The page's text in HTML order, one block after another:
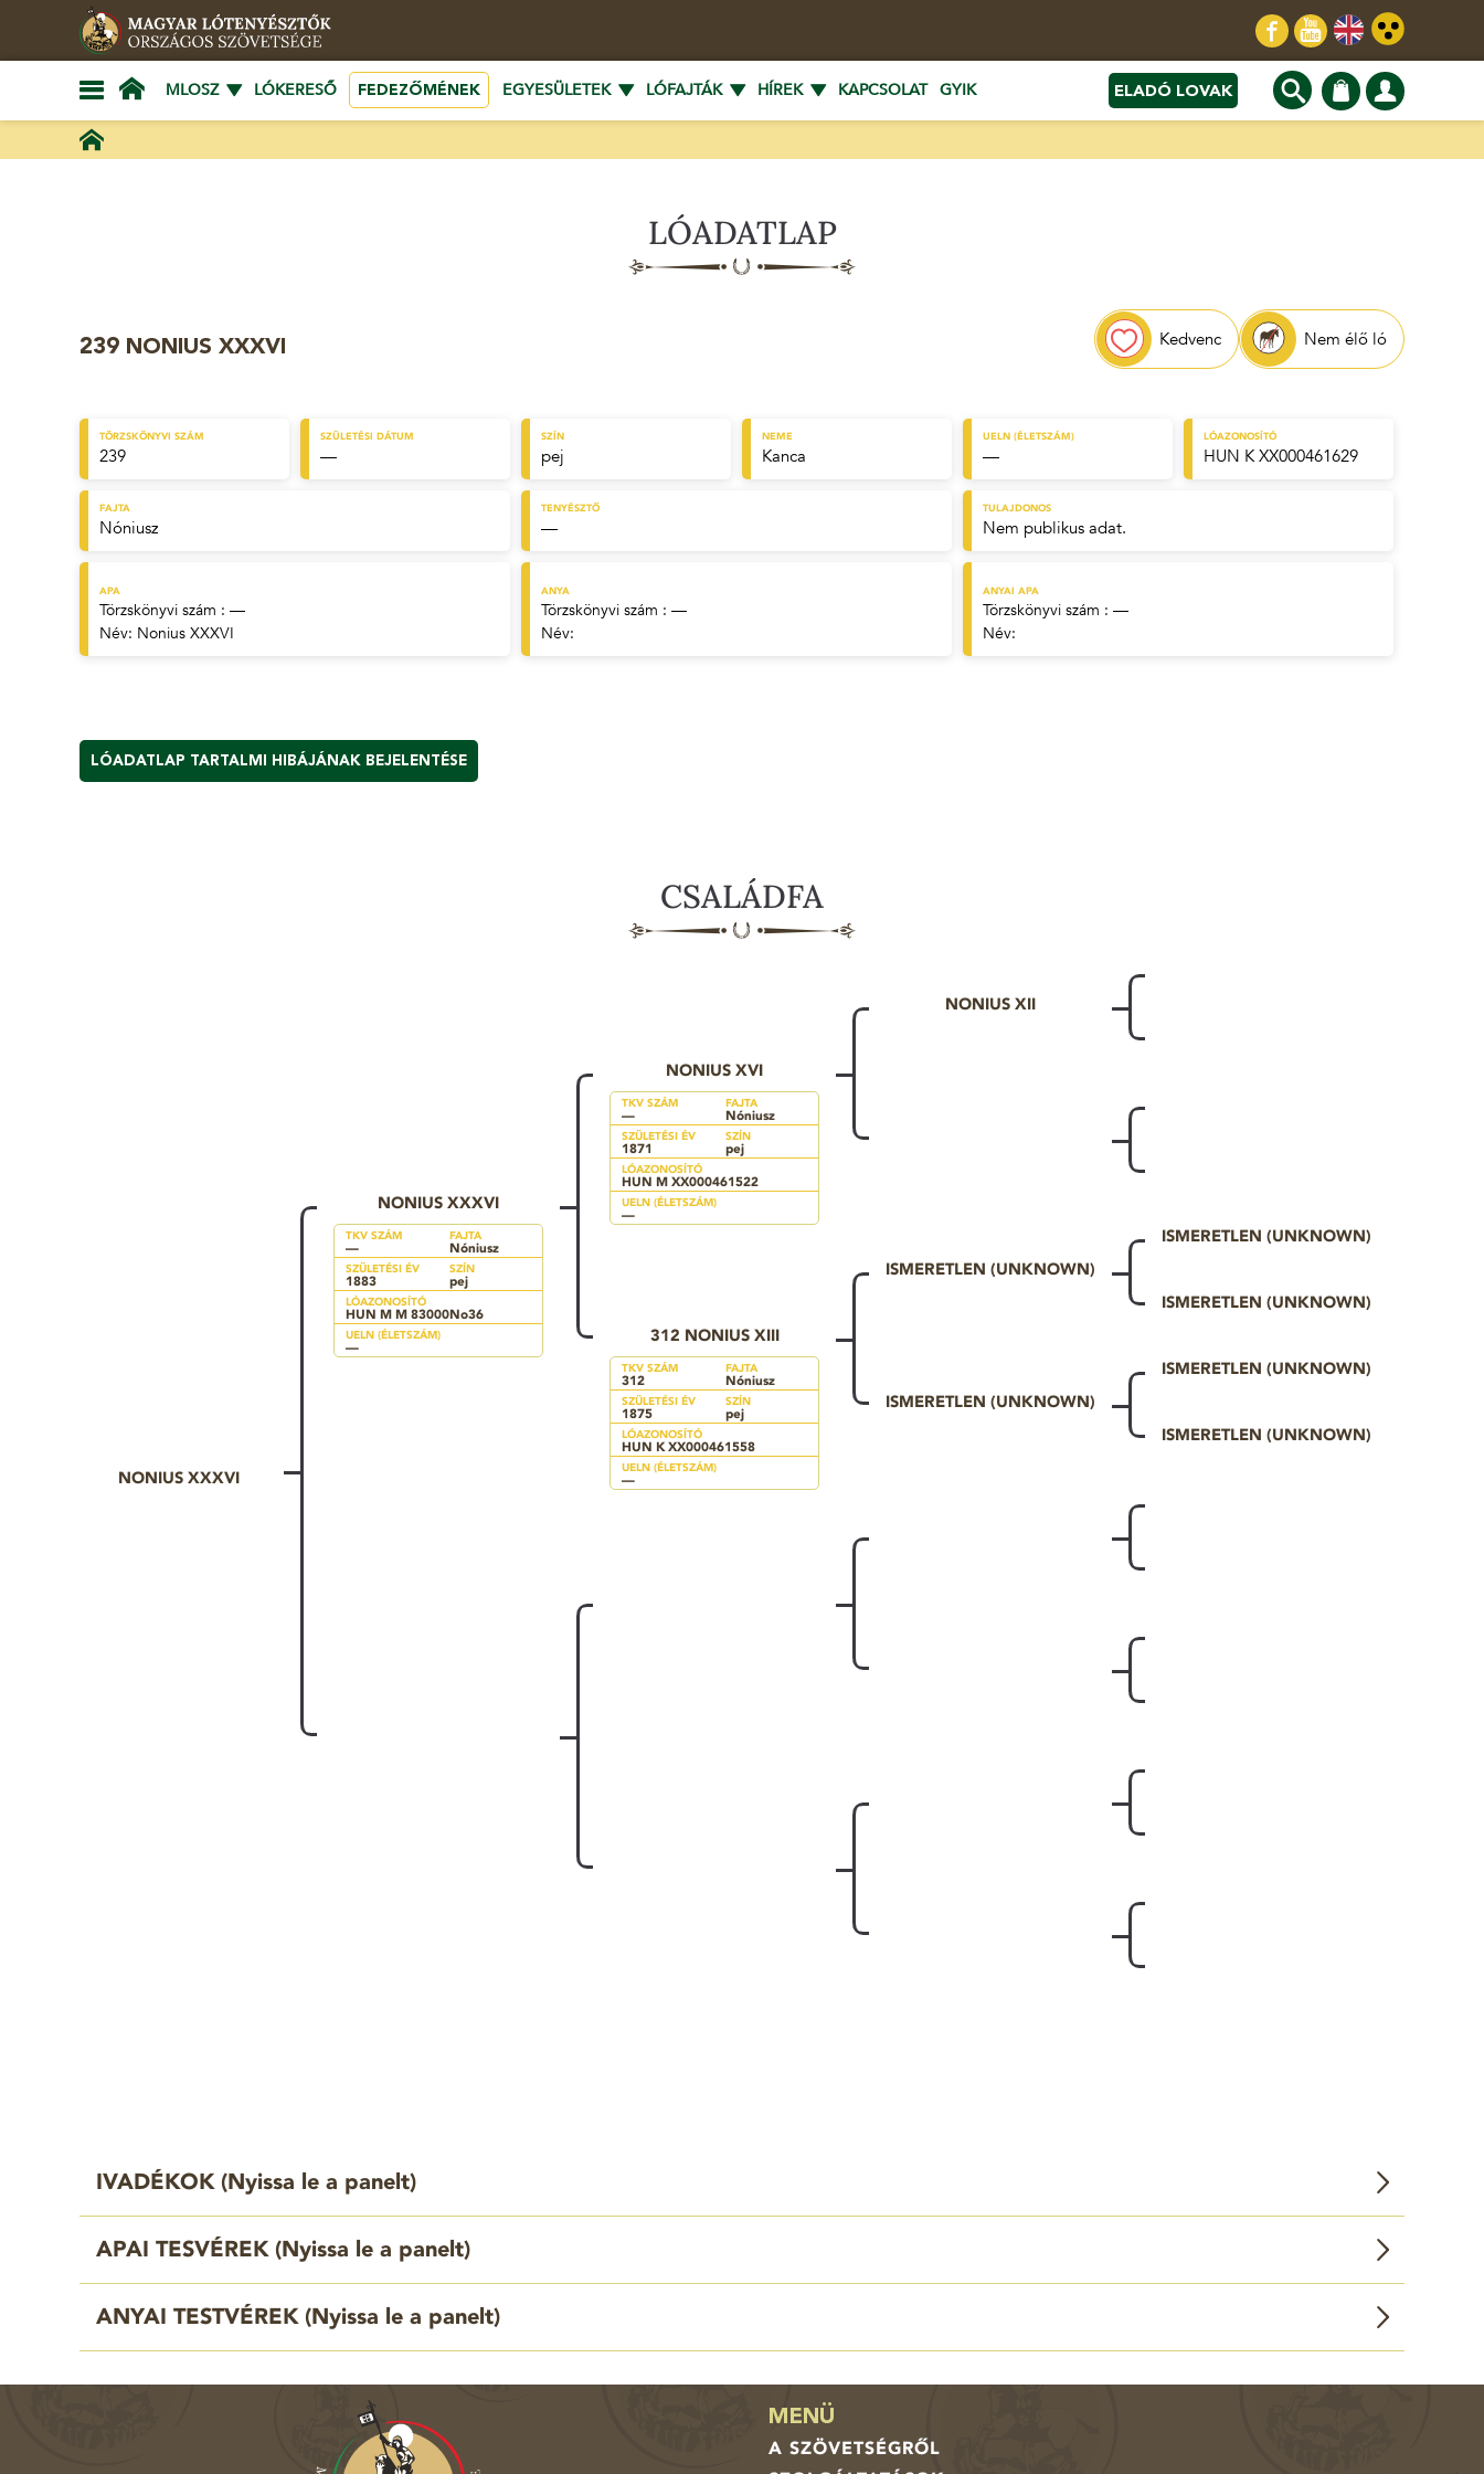
MLOSZ LÓKERESŐ FEDEZŐMÉNEK EGYESÜLETEK LÓFAJTÁK HÍREK KAPCSOLAT GYIK ELADÓ LOVAK
LÓADATLAP
239 NONIUS XXXVI Kedvenc Nem élő ló
TÖRZSKÖNYVI SZÁM
239
SZÜLETÉSI DÁTUM
—
SZÍN
pej
NEME
Kanca
UELN (ÉLETSZÁM)
—
LÓAZONOSÍTÓ
HUN K XX000461629
FAJTA
Nóniusz
TENYÉSZTŐ
—
TULAJDONOS
Nem publikus adat.
APA
Törzskönyvi szám : —
Név: Nonius XXXVI
ANYA
Törzskönyvi szám : —
Név:
ANYAI APA
Törzskönyvi szám : —
Név:
LÓADATLAP TARTALMI HIBÁJÁNAK BEJELENTÉSE
CSALÁDFA
NONIUS XXXVI
NONIUS XXXVI
TKV SZÁM
—
FAJTA
Nóniusz
SZÜLETÉSI ÉV
1883
SZÍN
pej
LÓAZONOSÍTÓ
HUN M M 83000No36
UELN (ÉLETSZÁM)
—
NONIUS XVI
TKV SZÁM
—
FAJTA
Nóniusz
SZÜLETÉSI ÉV
1871
SZÍN
pej
LÓAZONOSÍTÓ
HUN M XX000461522
UELN (ÉLETSZÁM)
—
NONIUS XII
312 NONIUS XIII
TKV SZÁM
312
FAJTA
Nóniusz
SZÜLETÉSI ÉV
1875
SZÍN
pej
LÓAZONOSÍTÓ
HUN K XX000461558
UELN (ÉLETSZÁM)
—
ISMERETLEN (UNKNOWN)
ISMERETLEN (UNKNOWN)
ISMERETLEN (UNKNOWN)
ISMERETLEN (UNKNOWN)
ISMERETLEN (UNKNOWN)
ISMERETLEN (UNKNOWN)
IVADÉKOK ( Nyissa le a panelt)
APAI TESVÉREK ( Nyissa le a panelt)
ANYAI TESTVÉREK ( Nyissa le a panelt)
MENÜ
A SZÖVETSÉGRŐL